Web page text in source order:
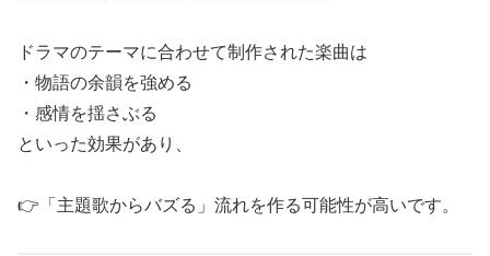
ドラマのテーマに合わせて制作された楽曲は
・物語の余韻を強める
・感情を揺さぶる
といった効果があり、
👉「主題歌からバズる」流れを作る可能性が高いです。